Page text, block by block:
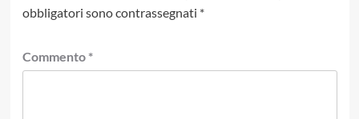
obbligatori sono contrassegnati *
Commento *